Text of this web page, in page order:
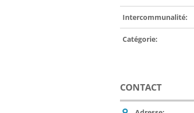
Intercommunalité:
Catégorie:
CONTACT